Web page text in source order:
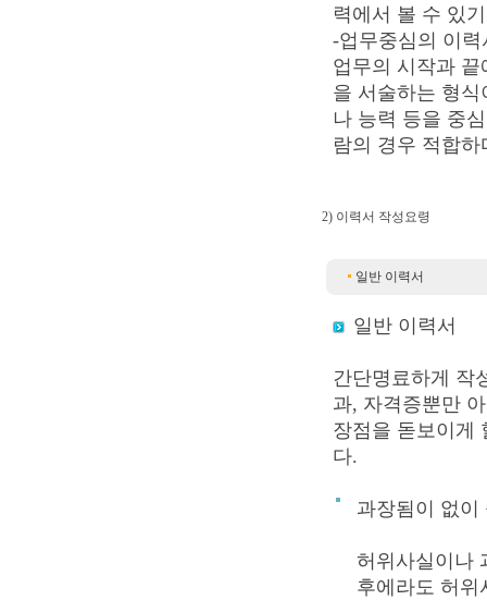
력에서 볼 수 있
-업무중심의 이력
업무의 시작과
을 서술하는 형
나 능력 등을 중
람의 경우 적합하
2) 이력서 작성요령
일반 이력서
일반 이력서
간단명료하게 작
과, 자격증뿐만
장점을 돋보이게
다.
과장됨이 없이
허위사실이나
후에라도 허위